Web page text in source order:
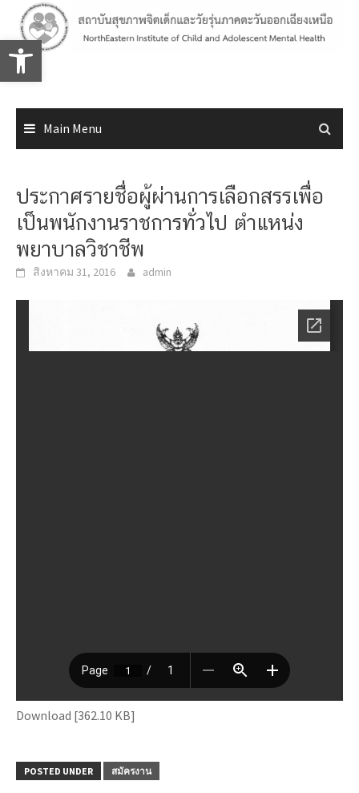
Open toolbar
content
Main Menu
ประกาศรายชื่อผู้ผ่านการเลือกสรรเพื่อ
เป็นพนักงานราชการทั่วไป ตำแหน่ง
พยาบาลวิชาชีพ
สิงหาคม 31, 2016 admin
Download [362.10 KB]
POSTED UNDER สมัครงาน